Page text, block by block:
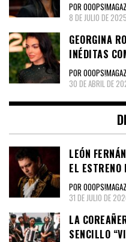
POR
8 DE JULIO DE 2025
GEORGINA
INÉDITAS
POR
30 DE ABRIL DE
LEÓN
EL ESTRENO
POR
31 DE JULIO DE
LA
SENCILLO